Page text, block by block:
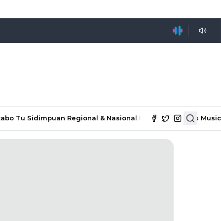
Tu Sidimpuan Regional & Nasional Ekonomi & Bisnis Music